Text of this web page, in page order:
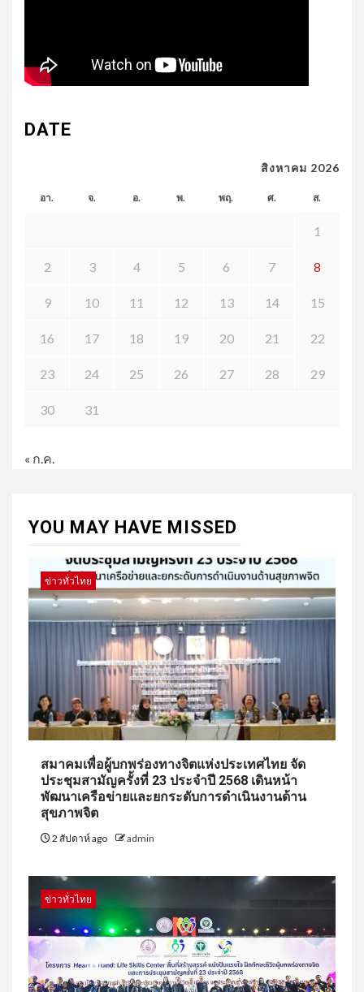
DATE
สิงหาคม 2026
อา. จ. อ. พ. พฤ. ศ. ส.
1
2 3 4 5 6 7 8
9 10 11 12 13 14 15
16 17 18 19 20 21 22
23 24 25 26 27 28 29
30 31
« ก.ค.
YOU MAY HAVE MISSED
ข่าวทั่วไทย
สมาคมเพื่อผู้บกพร่องทางจิตแห่งประเทศไทย จัด
ประชุมสามัญครั้งที่ 23 ประจำปี 2568 เดินหน้า
พัฒนาเครือข่ายและยกระดับการดำเนินงานด้าน
สุขภาพจิต
2 สัปดาห์ ago admin
ข่าวทั่วไทย